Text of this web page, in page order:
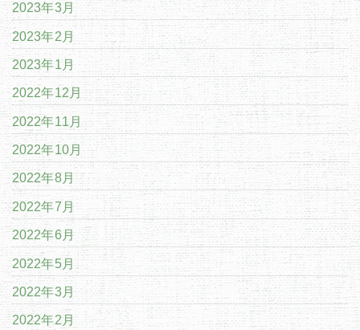
2023年3月
2023年2月
2023年1月
2022年12月
2022年11月
2022年10月
2022年8月
2022年7月
2022年6月
2022年5月
2022年3月
2022年2月